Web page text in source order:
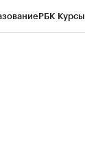
РБК Курсы